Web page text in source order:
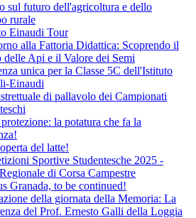
sul futuro dell'agricoltura e dello
rurale
Einaudi Tour
alla Fattoria Didattica: Scoprendo il
delle Api e il Valore dei Semi
unica per la Classe 5C dell'Istituto
Einaudi
di pallavolo dei Campionati
la potatura che fa la
del latte!
Sportive Studentesche 2025 -
di Corsa Campestre
Granada, to be continued!
della giornata della Memoria: La
del Prof. Ernesto Galli della Loggia